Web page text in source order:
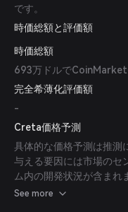
です。
時価総額と評価額
時価総額
693万ドルで
完全希薄化評価額
-
Creta価格予測
具体的な価格予測は推測
与える要因には市場のセ
ム内の開発状況が含まれ
版物からの予測はありま
See more